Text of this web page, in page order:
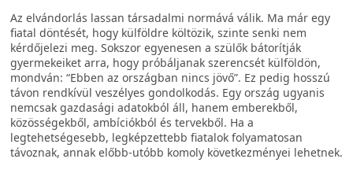
Az elvándorlás lassan társadalmi normává válik. Ma már egy
fiatal döntését, hogy külföldre költözik, szinte senki nem
kérdőjelezi meg. Sokszor egyenesen a szülők bátorítják
gyermekeiket arra, hogy próbáljanak szerencsét külföldön,
mondván: “Ebben az országban nincs jövő”. Ez pedig hosszú
távon rendkívül veszélyes gondolkodás. Egy ország ugyanis
nemcsak gazdasági adatokból áll, hanem emberekből,
közösségekből, ambíciókból és tervekből. Ha a
legtehetségesebb, legképzettebb fiatalok folyamatosan
távoznak, annak előbb-utóbb komoly következményei lehetnek.